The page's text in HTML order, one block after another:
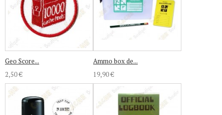
Geo Score...
2,50 €
Ammo box de...
19,90 €